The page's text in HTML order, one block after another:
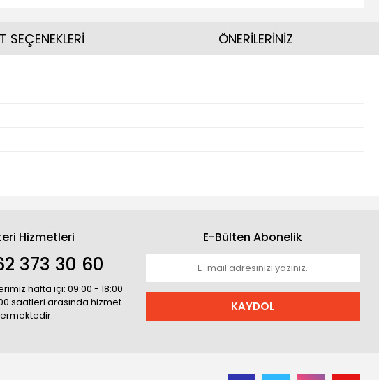
SEÇENEKLERİ ÖNERİLERİNİZ
Hizmetleri
373 30 60
hafta içi: 09:00 - 18:00
saatleri arasında hizmet
E-Bülten Abonelik
KAYDOL